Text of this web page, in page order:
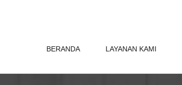
BERANDA LAYANAN KAMI